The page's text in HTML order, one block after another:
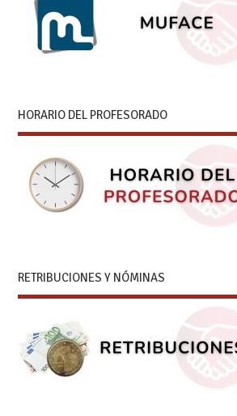
HORARIO DEL PROFESORADO
RETRIBUCIONES Y NÓMINAS